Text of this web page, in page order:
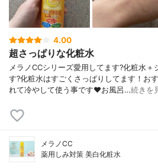
4.00
超さっぱりな化粧水
メラノCCシリーズ愛用してます?化粧水＋
す?化粧水はすごくさっぱりしてます！お
れて冷やして使う事です❤️お風呂…続きを
メラノCC
薬用しみ対策 美白化粧水